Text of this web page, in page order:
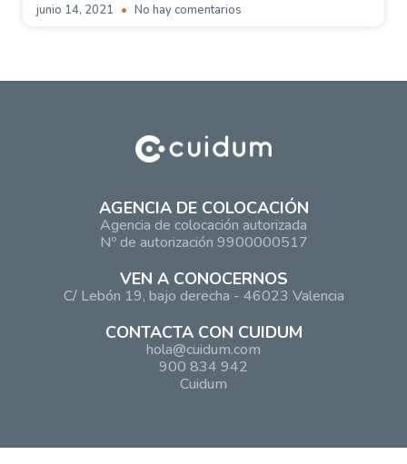
junio 14, 2021 No hay comentarios
AGENCIA DE COLOCACIÓN
Agencia de colocación autorizada
Nº de autorización 9900000517
VEN A CONOCERNOS
C/ Lebón 19, bajo derecha - 46023 Valencia
CONTACTA CON CUIDUM
hola@cuidum.com
900 834 942
Cuidum